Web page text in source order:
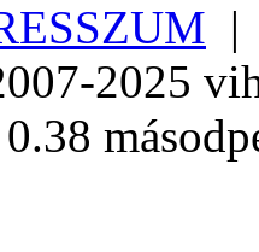
2025